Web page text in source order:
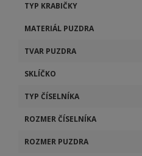
TYP KRABIČKY
MATERIÁL PUZDRA
TVAR PUZDRA
SKLÍČKO
TYP ČÍSELNÍKA
ROZMER ČÍSELNÍKA
ROZMER PUZDRA